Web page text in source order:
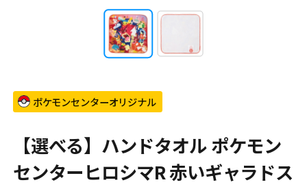
ポケモンセンターオリジナル
【選べる】ハンドタオル ポケモン
センターヒロシマR 赤いギャラドス